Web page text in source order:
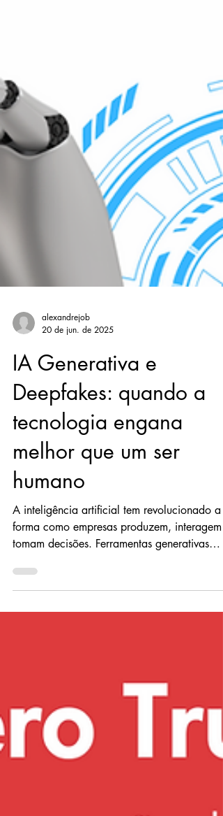
alexandrejob
20 de jun. de 2025
IA Generativa e
Deepfakes: quando a
tecnologia engana
melhor que um ser
humano